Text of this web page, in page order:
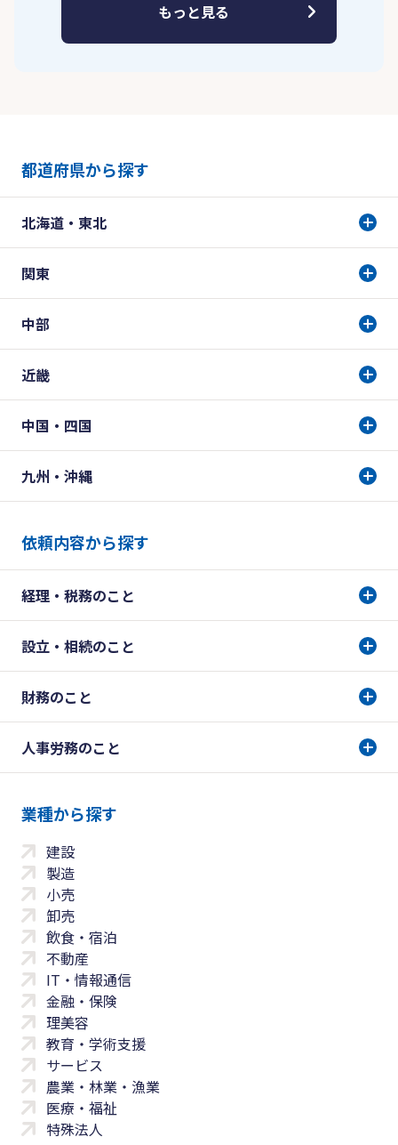
もっと見る
都道府県から探す
北海道・東北
関東
中部
近畿
中国・四国
九州・沖縄
依頼内容から探す
経理・税務のこと
設立・相続のこと
財務のこと
人事労務のこと
業種から探す
建設
製造
小売
卸売
飲食・宿泊
不動産
IT・情報通信
金融・保険
理美容
教育・学術支援
サービス
農業・林業・漁業
医療・福祉
特殊法人